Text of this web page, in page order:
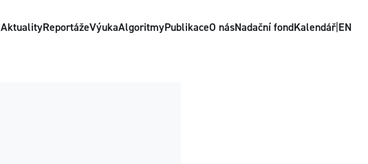
AktualityReportážeVýukaAlgoritmyPublikaceO násNadační fondKalendář|EN